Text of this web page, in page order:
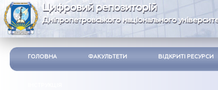
Цифровий репозиторій
Дніпропетровського національного
ГОЛОВНА ФАКУЛЬТЕТИ ВІДКРИТІ РЕСУРСИ